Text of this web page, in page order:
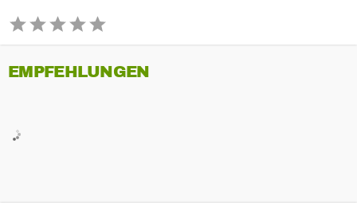
EMPFEHLUNGEN